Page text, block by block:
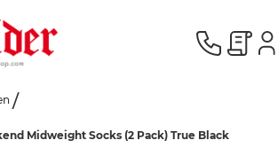
Midweight Socks (2 Pack) True Black